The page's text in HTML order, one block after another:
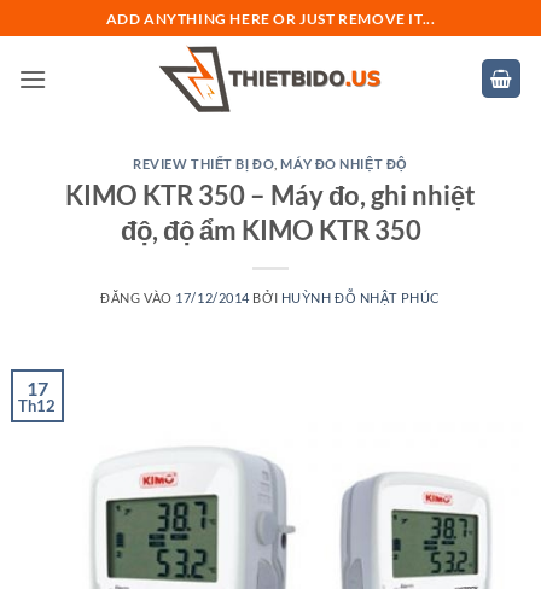
qua
nội
ADD ANYTHING HERE OR JUST REMOVE IT...
REVIEW THIẾT BỊ ĐO ,MÁY ĐO NHIỆT ĐỘ
KIMO KTR 350 – Máy đo, ghi nhiệt
độ, độ ẩm KIMO KTR 350
ĐĂNG VÀO 17/12/2014 BỞI HUỲNH ĐỖ NHẬT PHÚC
17
Th12